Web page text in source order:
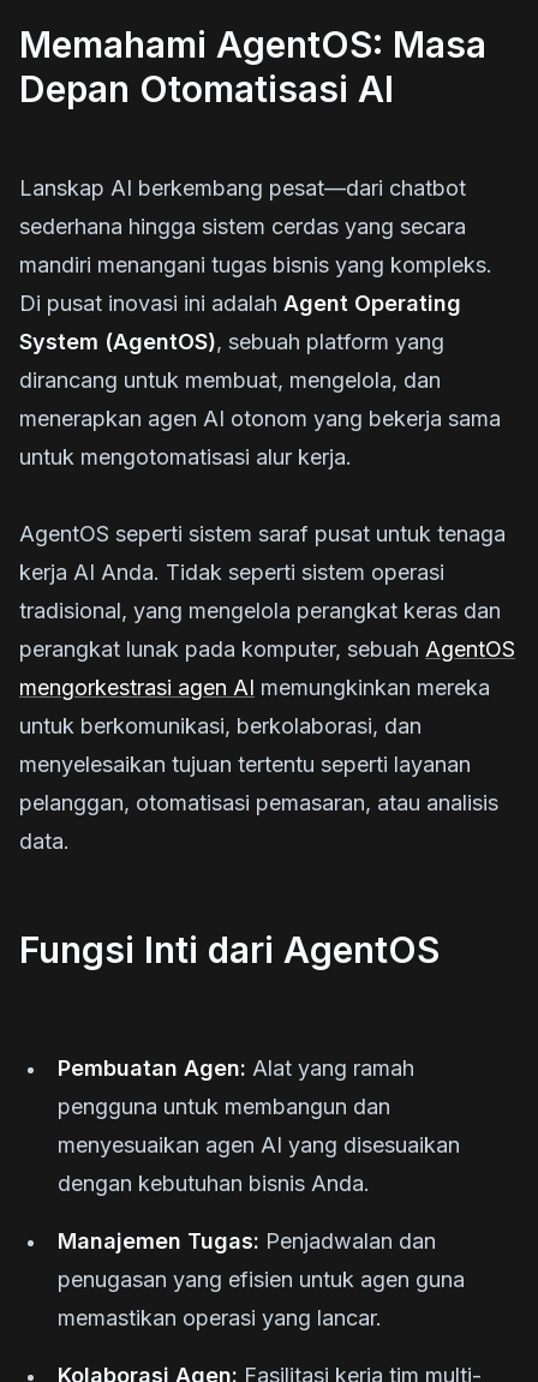
Memahami AgentOS: Masa
Depan Otomatisasi AI
Lanskap AI berkembang pesat—dari chatbot
sederhana hingga sistem cerdas yang secara
mandiri menangani tugas bisnis yang kompleks.
Di pusat inovasi ini adalah Agent Operating
System (AgentOS), sebuah platform yang
dirancang untuk membuat, mengelola, dan
menerapkan agen AI otonom yang bekerja sama
untuk mengotomatisasi alur kerja.
AgentOS seperti sistem saraf pusat untuk tenaga
kerja AI Anda. Tidak seperti sistem operasi
tradisional, yang mengelola perangkat keras dan
perangkat lunak pada komputer, sebuah AgentOS
mengorkestrasi agen AI memungkinkan mereka
untuk berkomunikasi, berkolaborasi, dan
menyelesaikan tujuan tertentu seperti layanan
pelanggan, otomatisasi pemasaran, atau analisis
data.
Fungsi Inti dari AgentOS
Pembuatan Agen: Alat yang ramah
pengguna untuk membangun dan
menyesuaikan agen AI yang disesuaikan
dengan kebutuhan bisnis Anda.
Manajemen Tugas: Penjadwalan dan
penugasan yang efisien untuk agen guna
memastikan operasi yang lancar.
Kolaborasi Agen: Fasilitasi kerja tim multi-